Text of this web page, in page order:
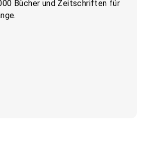
Bücher und Zeitschriften für